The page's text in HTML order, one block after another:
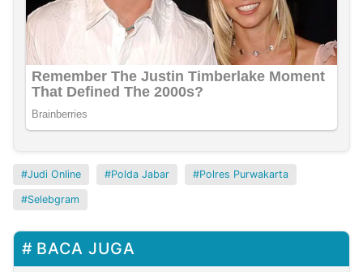
Judi Online Polda Jabar Polres Purwakarta
Selebgram
BACA JUGA